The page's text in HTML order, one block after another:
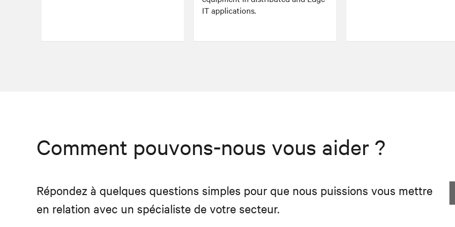
IT applications.
Comment pouvons-nous vous aider ?
Répondez à quelques questions simples pour que nous puissions vous mettre
en relation avec un spécialiste de votre secteur.